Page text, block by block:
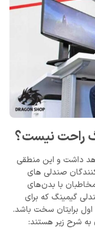
راحت نیست؟
داشت و این منطقی
صندلی های
با بدن‌های
گیمینگ که برای
برایتان سخت باشد.
به شرح زیر هستند: